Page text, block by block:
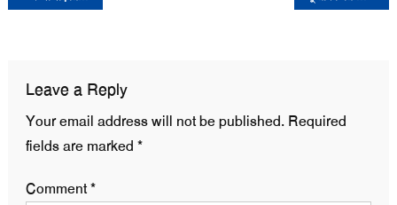
Leave a Reply
Your email address will not be published. Required
fields are marked *
Comment*